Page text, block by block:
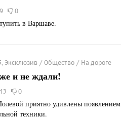
0
в Варшаве.
Эксклюзив / Общество / На дороге
и не ждали!
0
приятно удивлены появлением
техники.